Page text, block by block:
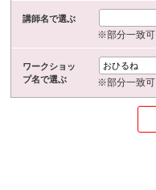
講師名で選ぶ
※部分一致可
ワークショッ
プ名で選ぶ
※部分一致可